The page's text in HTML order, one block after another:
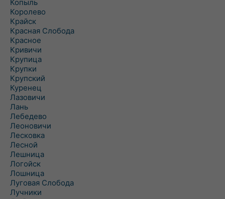
Копыль
Королево
Крайск
Красная Слобода
Красное
Кривичи
Крупица
Крупки
Крупский
Куренец
Лазовичи
Лань
Лебедево
Леоновичи
Лесковка
Лесной
Лешница
Логойск
Лошница
Луговая Слобода
Лучники